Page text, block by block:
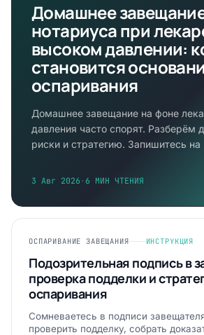
Домашнее
нотариуса при
высоком давлении:
становится
оспаривания
Домашнее завещание на фоне
давления часто спорят. Разберём
риски и стратегию. Запишитесь на
3 Авг 2026 · 6 МИН ЧТЕНИЯ
ОСПАРИВАНИЕ ЗАВЕЩАНИЯ ИНСТРУКЦИЯ
Подозрительная подпись в
проверка подделки и
оспаривания
Сомневаетесь в подписи
проверить подделку, собрать